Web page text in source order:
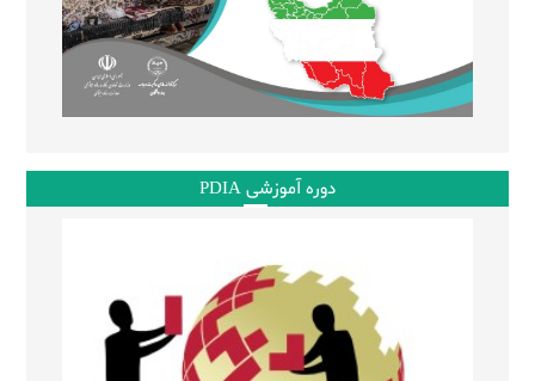
دوره آموزشی PDIA